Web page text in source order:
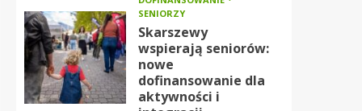
SENIORZY
Skarszewy
wspierają seniorów:
nowe
dofinansowanie dla
aktywności i